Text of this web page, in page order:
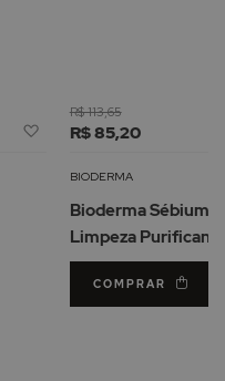
Adicionar
Lista
Desejos
R$ 85,20
R$ 113,65
BIODERMA
Bioderma Sébium
Limpeza
COMPRAR